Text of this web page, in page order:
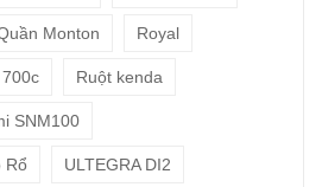
Monton Royal
Ruột kenda
SNM100
Rổ ULTEGRA DI2